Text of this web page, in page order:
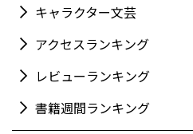
キャラクター文芸
アクセスランキング
レビューランキング
書籍週間ランキング